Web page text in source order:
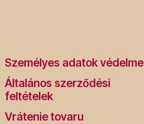
Személyes adatok védelme
Általános szerződési
feltételek
Vrátenie tovaru